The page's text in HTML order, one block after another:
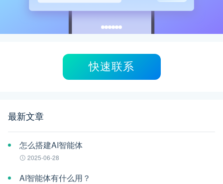
快速联系
最新文章
怎么搭建AI智能体
2025-06-28
AI智能体有什么用？